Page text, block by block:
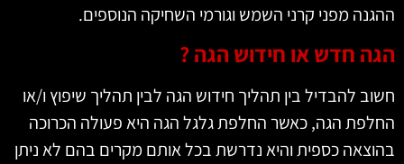
ההגנה מפני קרני השמש וגורמי השחיקה הנוספים.
הגה חדש או חידוש הגה ?
חשוב להבדיל בין תהליך חידוש הגה לבין תהליך שיפוץ ו/או
החלפת הגה, כאשר החלפת גלגל הגה היא פעולה הכרוכה
בהוצאה כספית והיא נדרשת בכל אותם מקרים בהם לא ניתן